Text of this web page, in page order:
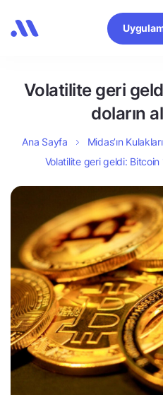
Volatilite geri
doların
Ana Sayfa Midas’ın Kulakları
Volatilite geri geldi: Bitcoin